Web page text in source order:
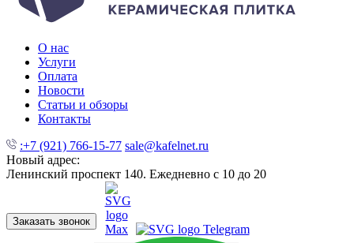
О нас
Услуги
Оплата
Новости
Статьи и обзоры
Контакты
:+7 (921) 766-15-77 sale@kafelnet.ru
Новый адрес:
Ленинский проспект 140. Ежедневно с 10 до 20
Заказать звонок
60x120 60x60 Для ванной Для кухни